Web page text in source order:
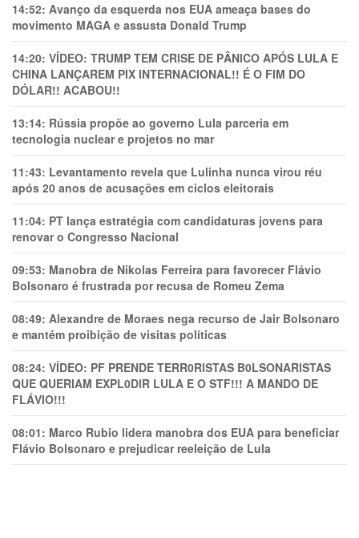
14:52: Avanço da esquerda nos EUA ameaça bases do
movimento MAGA e assusta Donald Trump
14:20: VÍDEO: TRUMP TEM CRlSE DE PÂNlCO APÓS LULA E
CHINA LANÇAREM PIX INTERNACIONAL!! É O FIM DO
DÓLAR!! ACABOU!!
13:14: Rússia propõe ao governo Lula parceria em
tecnologia nuclear e projetos no mar
11:43: Levantamento revela que Lulinha nunca virou réu
após 20 anos de acusações em ciclos eleitorais
11:04: PT lança estratégia com candidaturas jovens para
renovar o Congresso Nacional
09:53: Manobra de Nikolas Ferreira para favorecer Flávio
Bolsonaro é frustrada por recusa de Romeu Zema
08:49: Alexandre de Moraes nega recurso de Jair Bolsonaro
e mantém proibição de visitas políticas
08:24: VÍDEO: PF PRENDE TERR0RlSTAS B0LSONARlSTAS
QUE QUERIAM EXPL0DlR LULA E O STF!!! A MANDO DE
FLÁVIO!!!
08:01: Marco Rubio lidera manobra dos EUA para beneficiar
Flávio Bolsonaro e prejudicar reeleição de Lula